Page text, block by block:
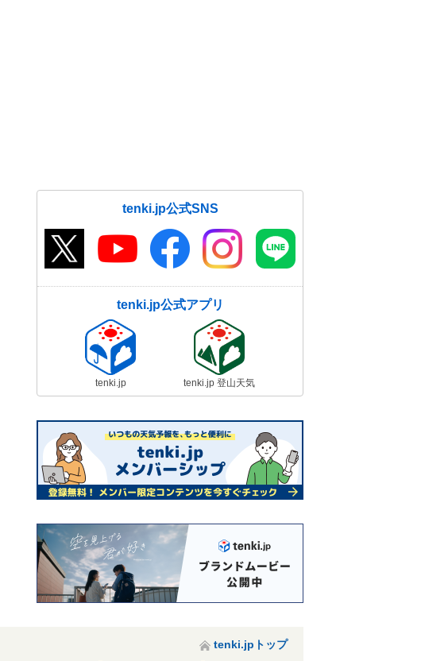
tenki.jp公式SNS
tenki.jp公式アプリ
tenki.jp tenki.jp 登山天気
tenki.jpトップ